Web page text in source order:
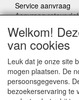
Service aanvraag
Aanvraag retour
Herroepingslink
Welkom!
van cookies
Leuk dat je onze site
mogen plaatsen. De
persoonsgegevens.
bezoekerservaring te